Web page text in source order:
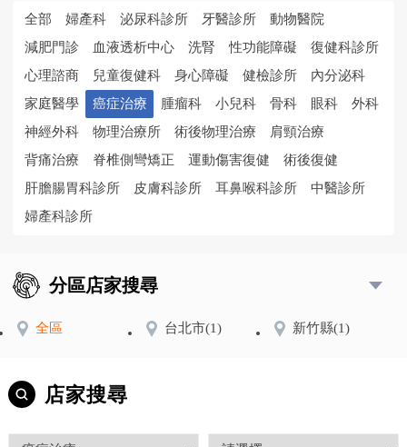
全部 婦產科 泌尿科診所 牙醫診所
動物醫院
減肥門診
血液透析中心 洗腎 性功能障礙
復健科診所
心理諮商
兒童復健科 身心障礙 健檢診所
內分泌科
家庭醫學
癌症治療 腫瘤科 小兒科 骨科 眼科
外科
神經外科
物理治療所 術後物理治療
肩頸治療
背痛治療
脊椎側彎矯正 運動傷害復健
術後復健
肝膽腸胃科診所
皮膚科診所 耳鼻喉科診所
中醫診所
婦產科診所
分區店家搜尋
全區 台北市(1) 新竹縣(1)
店家搜尋